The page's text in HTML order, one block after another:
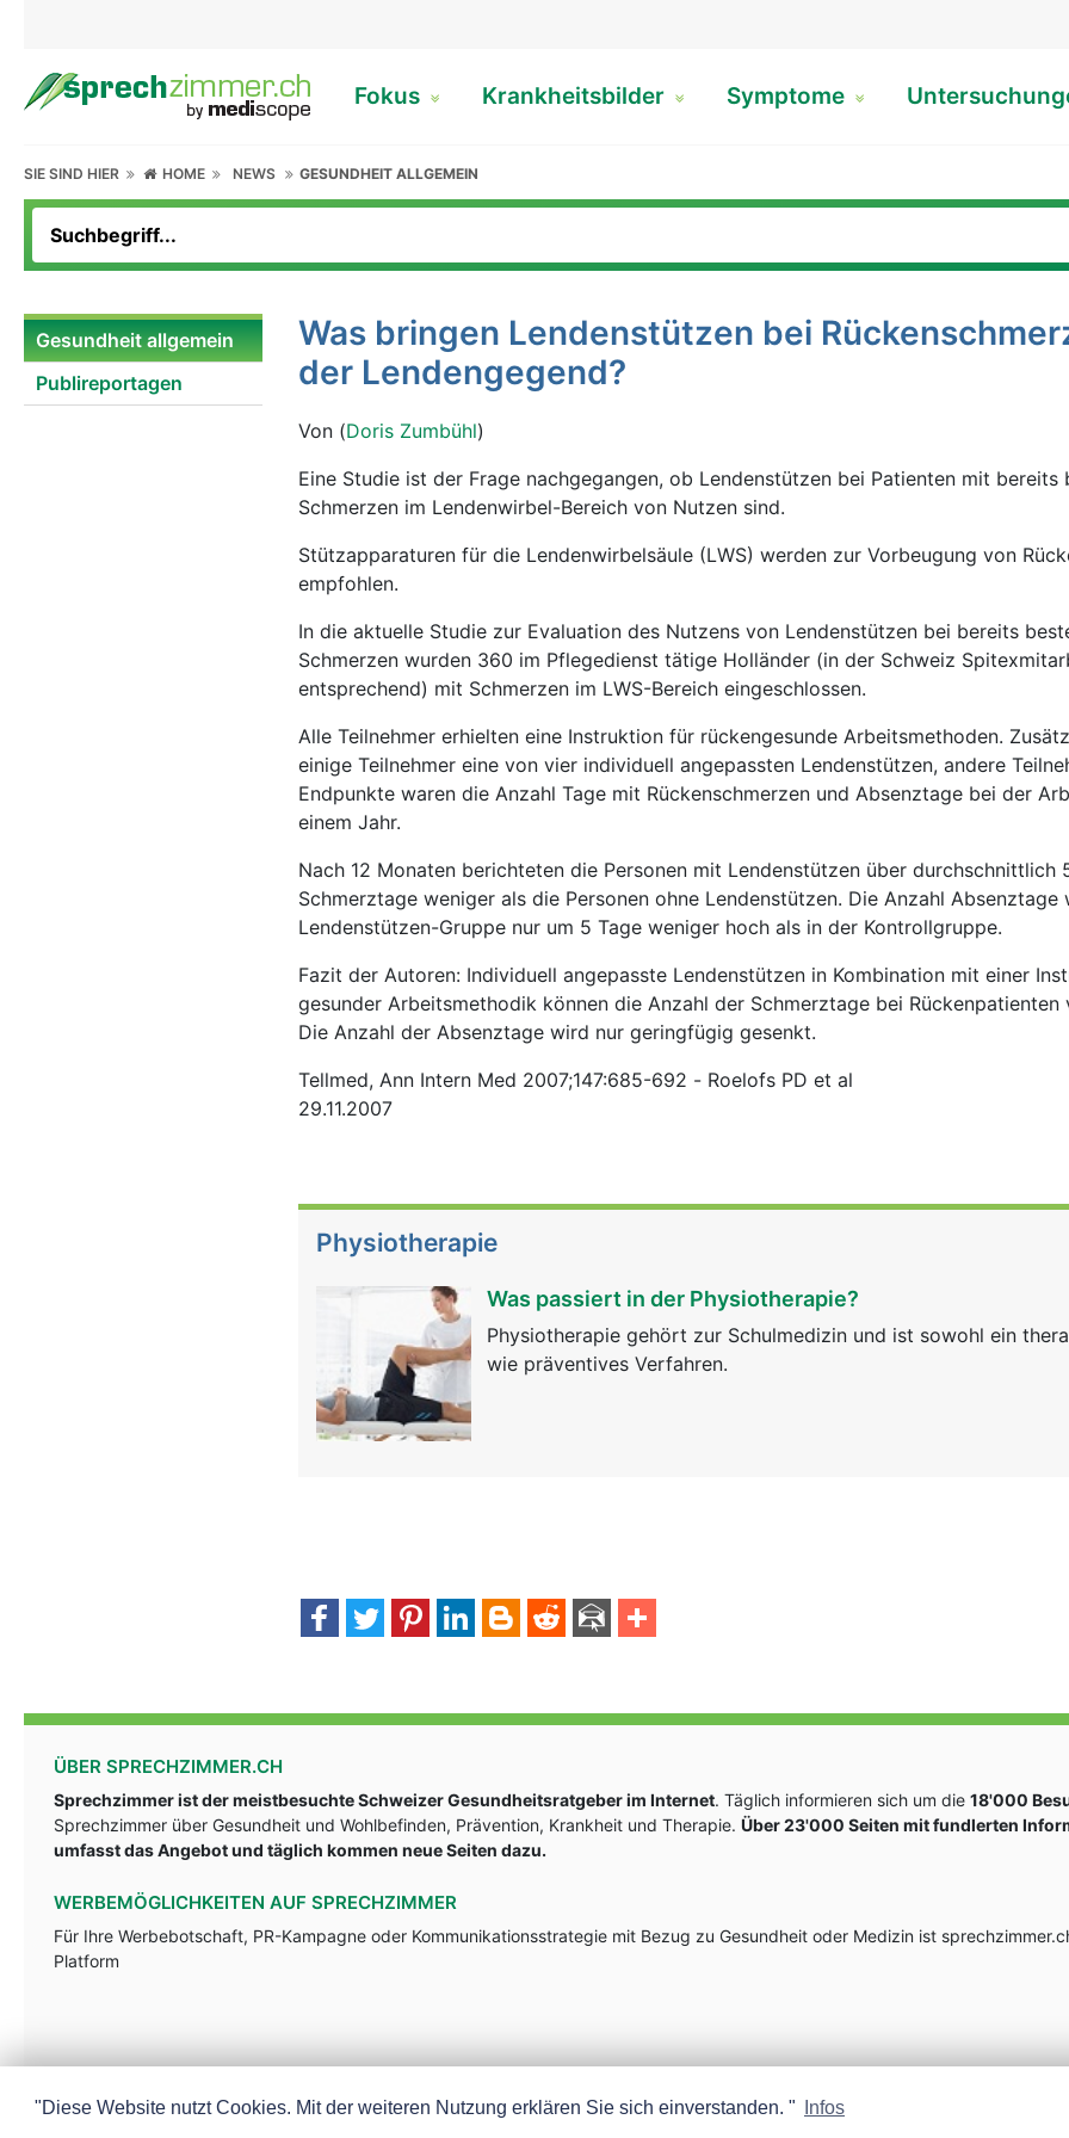
Fokus Krankheitsbilder Symptome
SIE SIND HIER HOME NEWS GESUNDHEIT ALLGEMEIN
Gesundheit allgemein
Publireportagen
Was bringen Lendenstützen bei
der Lendengegend?
Von (Doris Zumbühl)
Eine Studie ist der Frage nachgegangen, ob Lendenstützen bei Patienten mit bereits
Schmerzen im Lendenwirbel-Bereich von Nutzen sind.
Stützapparaturen für die Lendenwirbelsäule (LWS) werden zur Vorbeugung von
empfohlen.
In die aktuelle Studie zur Evaluation des Nutzens von Lendenstützen bei bereits
Schmerzen wurden 360 im Pflegedienst tätige Holländer (in der Schweiz
entsprechend) mit Schmerzen im LWS-Bereich eingeschlossen.
Alle Teilnehmer erhielten eine Instruktion für rückengesunde Arbeitsmethoden.
einige Teilnehmer eine von vier individuell angepassten Lendenstützen, andere
Endpunkte waren die Anzahl Tage mit Rückenschmerzen und Absenztage bei der
einem Jahr.
Nach 12 Monaten berichteten die Personen mit Lendenstützen über durchschnittlich
Schmerztage weniger als die Personen ohne Lendenstützen. Die Anzahl Absenztage
Lendenstützen-Gruppe nur um 5 Tage weniger hoch als in der Kontrollgruppe.
Fazit der Autoren: Individuell angepasste Lendenstützen in Kombination mit einer
gesunder Arbeitsmethodik können die Anzahl der Schmerztage bei Rückenpatienten
Die Anzahl der Absenztage wird nur geringfügig gesenkt.
Tellmed, Ann Intern Med 2007;147:685-692 - Roelofs PD et al
29.11.2007
Physiotherapie
Was passiert in der Physiotherapie?
Physiotherapie gehört zur Schulmedizin und ist sowohl ein
wie präventives Verfahren.
ÜBER SPRECHZIMMER.CH
Sprechzimmer ist der meistbesuchte Schweizer Gesundheitsratgeber im Internet. Täglich informieren sich um die 18'000
Sprechzimmer über Gesundheit und Wohlbefinden, Prävention, Krankheit und Therapie. Über 23'000 Seiten mit fundlerten
umfasst das Angebot und täglich kommen neue Seiten dazu.
WERBEMÖGLICHKEITEN AUF SPRECHZIMMER
Für Ihre Werbebotschaft, PR-Kampagne oder Kommunikationsstrategie mit Bezug zu Gesundheit oder Medizin ist
Platform
"Diese Website nutzt Cookies. Mit der weiteren Nutzung erklären Sie sich einverstanden. " Infos